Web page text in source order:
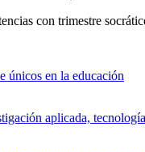
con trimestre
únicos en la educación
aplicada,